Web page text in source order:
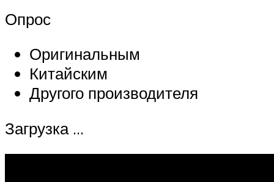
Опрос
Оригинальным
Китайским
Другого производителя
Загрузка …